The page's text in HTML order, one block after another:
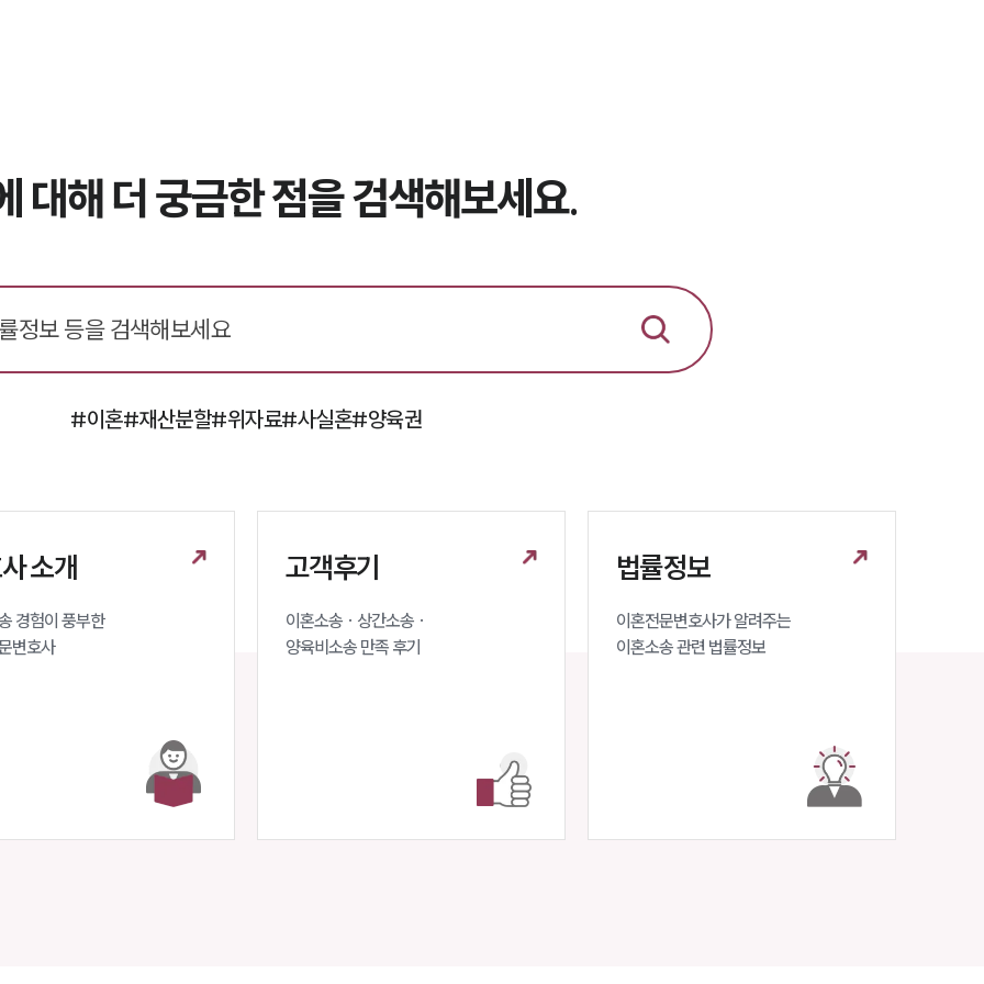
대해 더 궁금한 점을 검색해보세요.
#이혼#재산분할#위자료#사실혼#양육권
소개
경험이 풍부한
변호사
고객후기
이혼소송 · 상간소송 ·
양육비소송 만족 후기
법률정보
이혼전문변호사가 알려주는
이혼소송 관련 법률정보